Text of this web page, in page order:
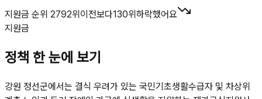
지원금 순위 2792위이전보다130위하락했어요
지원금
정책 한 눈에 보기
강원 정선군에서는 결식 우려가 있는 국민기초생활수급자 및 차상위